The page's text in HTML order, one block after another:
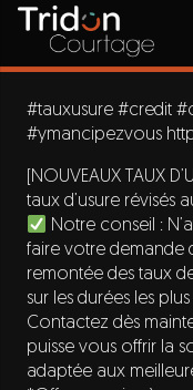
#tauxusure #credit
#ymancipezvous
[NOUVEAUX TAUX
taux d’usure révisés
Notre conseil :
faire votre demande
remontée des taux
sur les durées les
Contactez dès
puisse vous offrir la
adaptée aux